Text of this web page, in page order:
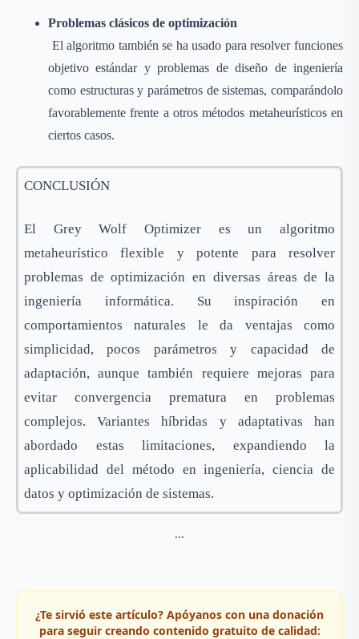
Problemas clásicos de optimización
El algoritmo también se ha usado para resolver funciones
objetivo estándar y problemas de diseño de ingeniería
como estructuras y parámetros de sistemas, comparándolo
favorablemente frente a otros métodos metaheurísticos en
ciertos casos.
CONCLUSIÓN
El Grey Wolf Optimizer es un algoritmo
metaheurístico flexible y potente para resolver
problemas de optimización en diversas áreas de la
ingeniería informática. Su inspiración en
comportamientos naturales le da ventajas como
simplicidad, pocos parámetros y capacidad de
adaptación, aunque también requiere mejoras para
evitar convergencia prematura en problemas
complejos. Variantes híbridas y adaptativas han
abordado estas limitaciones, expandiendo la
aplicabilidad del método en ingeniería, ciencia de
datos y optimización de sistemas.
...
¿Te sirvió este artículo? Apóyanos con una donación
para seguir creando contenido gratuito de calidad: